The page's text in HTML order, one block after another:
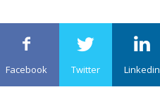
Facebook Twitter Linkedin